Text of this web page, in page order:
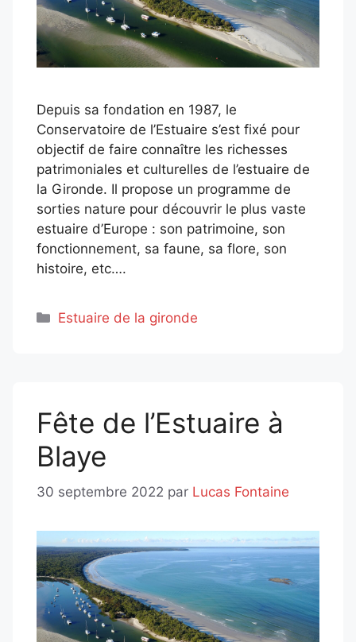
Depuis sa fondation en 1987, le
Conservatoire de l’Estuaire s’est fixé pour
objectif de faire connaître les richesses
patrimoniales et culturelles de l’estuaire de
la Gironde. Il propose un programme de
sorties nature pour découvrir le plus vaste
estuaire d’Europe : son patrimoine, son
fonctionnement, sa faune, sa flore, son
histoire, etc….
Catégories
Estuaire de la gironde
Fête de l’Estuaire à
Blaye
30 septembre 2022 par Lucas Fontaine